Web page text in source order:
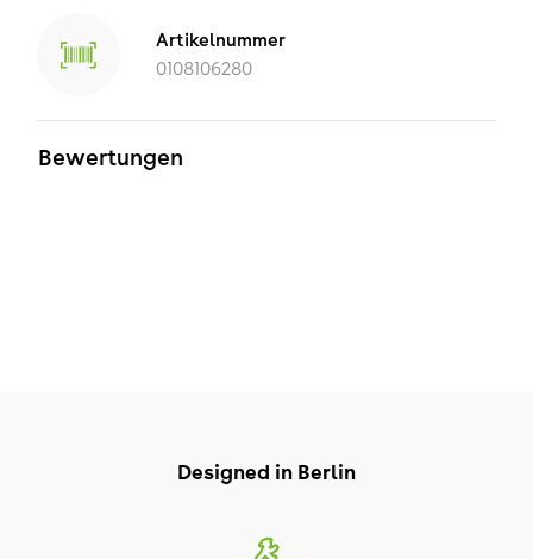
Artikelnummer
0108106280
Bewertungen
Designed in Berlin